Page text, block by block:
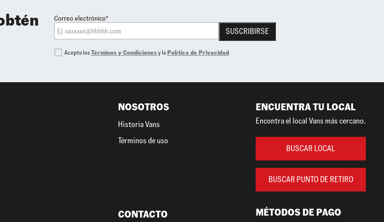
Correo electrónico*
SUSCRIBIRSE
Acepto losTérminos y Condicionesy la Política de Privacidad
NOSOTROS
Historia Vans
Términos de uso
ENCUENTRA TU LOCAL
Encontra el local Vans más cercano.
BUSCAR LOCAL
BUSCAR PUNTO DE RETIRO
CONTACTO MÉTODOS DE PAGO